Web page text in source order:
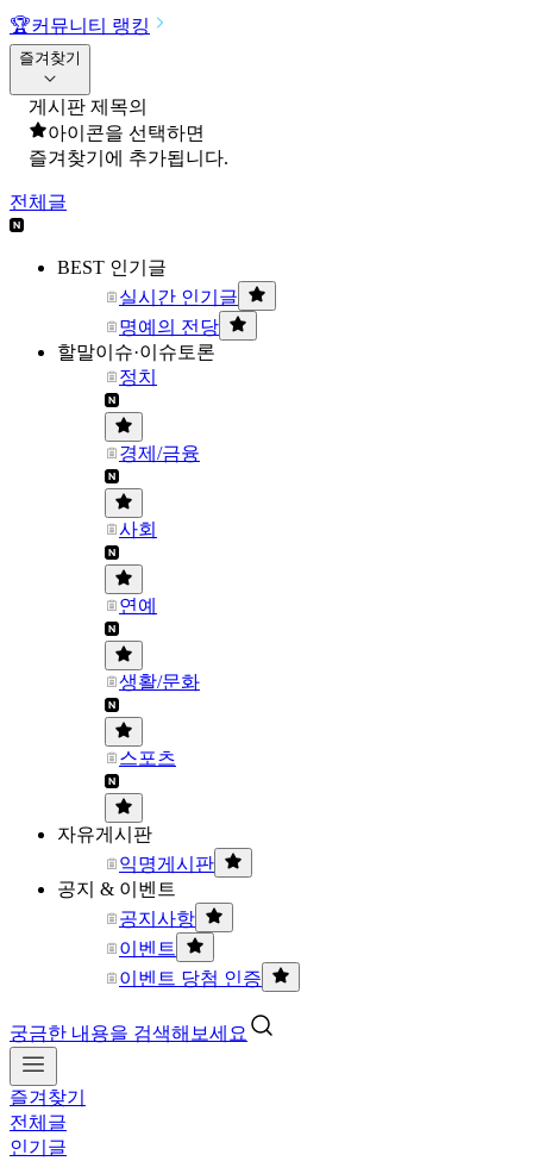
🏆커뮤니티 랭킹
즐겨찾기
게시판 제목의
아이콘을 선택하면
즐겨찾기에 추가됩니다.
전체글
BEST 인기글
실시간 인기글
명예의 전당
할말이슈·이슈토론
정치
경제/금융
사회
연예
생활/문화
스포츠
자유게시판
익명게시판
공지 & 이벤트
공지사항
이벤트
이벤트 당첨 인증
궁금한 내용을 검색해보세요
즐겨찾기
전체글
인기글